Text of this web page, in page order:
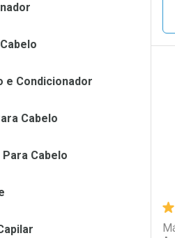
e Condicionador
Cabelo
Cabelo